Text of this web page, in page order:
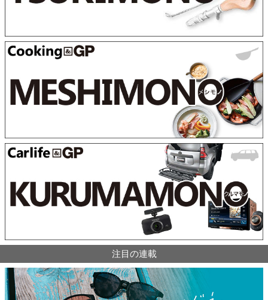
注目の連載